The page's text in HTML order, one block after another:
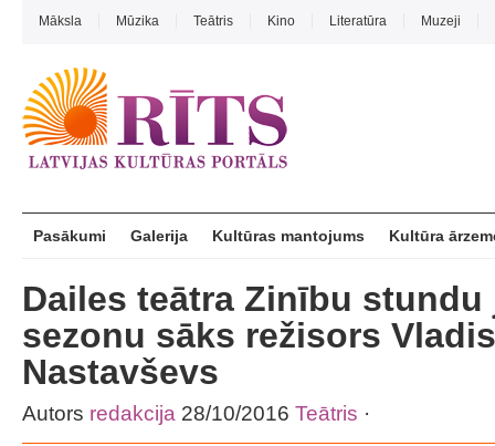
Māksla Mūzika Teātris Kino Literatūra Muzeji
Pasākumi Galerija Kultūras mantojums Kultūra
Dailes teātra Zinību stundu
sezonu sāks režisors
Nastavševs
Autors redakcija 28/10/2016 Teātris ·